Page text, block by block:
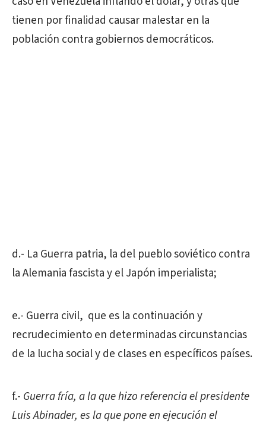
tienen por finalidad causar malestar en la
población contra gobiernos democráticos.
d.- La Guerra patria, la del pueblo soviético contra
la Alemania fascista y el Japón imperialista;
e.- Guerra civil, que es la continuación y
recrudecimiento en determinadas circunstancias
de la lucha social y de clases en específicos países.
f.- Guerra fría, a la que hizo referencia el presidente
Luis Abinader, es la que pone en ejecución el